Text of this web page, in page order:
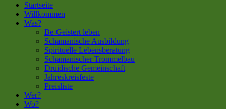
Startseite
Willkommen
Was?
Be-Geistert leben
Schamanische Ausbildung
Spirituelle Lebensberatung
Schamanischer Trommelbau
Druidische Gemeinschaft
Jahreskreisfeste
Preisliste
Wer?
Wo?